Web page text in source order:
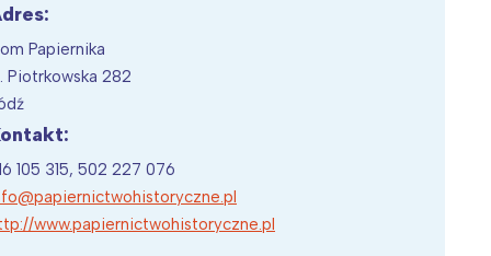
Papiernika
Piotrkowska 282
105 315, 502 227 076
www.papiernictwohistoryczne.pl